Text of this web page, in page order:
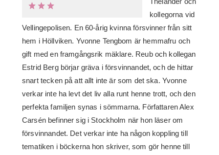
kollegorna vid
Vellingepolisen. En 60-årig kvinna försvinner från sitt
hem i Höllviken. Yvonne Tengbom är hemmafru och
gift med en framgångsrik mäklare. Reub och kollegan
Estrid Berg börjar gräva i försvinnandet, och de hittar
snart tecken på att allt inte är som det ska. Yvonne
verkar inte ha levt det liv alla runt henne trott, och den
perfekta familjen synas i sömmarna. Författaren Alex
Carsén befinner sig i Stockholm när hon läser om
försvinnandet. Det verkar inte ha någon koppling till
tematiken i böckerna hon skriver, som gör henne till